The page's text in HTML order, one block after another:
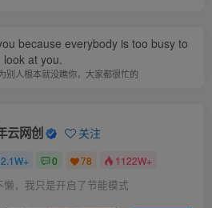
because everybody is too busy to
look at you.
别人根本就没瞧你，大家都很忙的
云网创 关注
2.1W+ 0 78 1122W+
懒，我只是开启了节能模式